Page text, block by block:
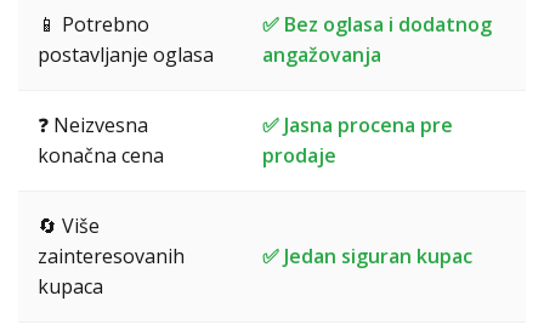
📱 Potrebno
postavljanje oglasa
✅ Bez oglasa i dodatnog
angažovanja
❓ Neizvesna
konačna cena
✅ Jasna procena pre
prodaje
🔄 Više
zainteresovanih
kupaca
✅ Jedan siguran kupac